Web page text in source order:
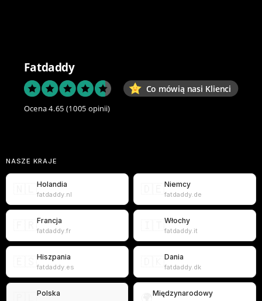
Fatdaddy
Co mówią nasi Klienci
Ocena 4.65 (1005 opinii)
NASZE KRAJE
Holandia
fatdaddy.nl
Niemcy
fatdaddy.de
Francja
fatdaddy.fr
Włochy
fatdaddy.it
Hiszpania
fatdaddy.es
Dania
fatdaddy.dk
Polska Międzynarodowy